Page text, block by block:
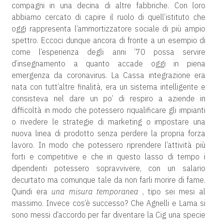
compagni in una decina di altre fabbriche. Con loro
abbiamo cercato di capire il ruolo di quell’istituto che
oggi rappresenta l’ammortizzatore sociale di più ampio
spettro. Eccoci dunque ancora di fronte a un esempio di
come l’esperienza degli anni ’70 possa servire
d’insegnamento a quanto accade oggi in piena
emergenza da coronavirus. La Cassa integrazione era
nata con tutt’altre finalità, era un sistema intelligente e
consisteva nel dare un po’ di respiro a aziende in
difficoltà in modo che potessero riqualificare gli impianti
o rivedere le strategie di marketing o impostare una
nuova linea di prodotto senza perdere la propria forza
lavoro. In modo che potessero riprendere l’attività più
forti e competitive e che in questo lasso di tempo i
dipendenti potessero sopravvivere, con un salario
decurtato ma comunque tale da non farli morire di fame.
Quindi era una misura temporanea , tipo sei mesi al
massimo. Invece cos’è successo? Che Agnelli e Lama si
sono messi d’accordo per far diventare la Cig una specie